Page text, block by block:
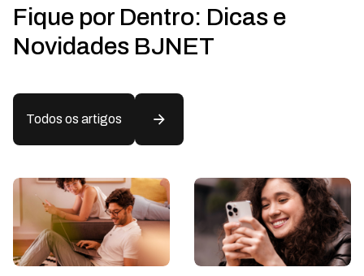
Fique por Dentro: Dicas e
Novidades BJNET
Todos os artigos